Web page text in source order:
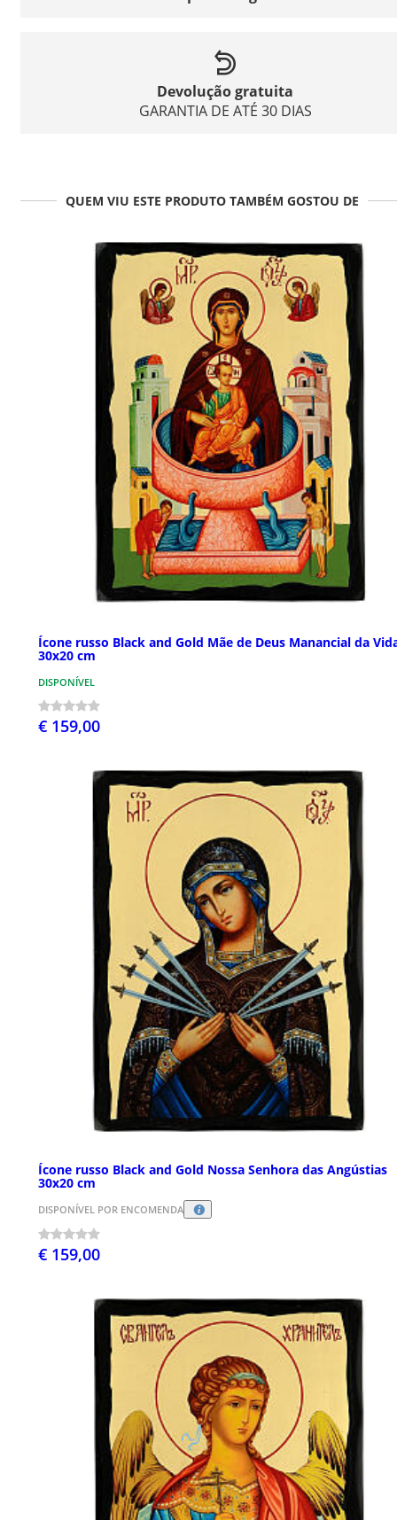
Devolução gratuita
GARANTIA DE ATÉ 30 DIAS
QUEM VIU ESTE PRODUTO TAMBÉM GOSTOU DE
Ícone russo Black and Gold Mãe de Deus Manancial da
30x20 cm
DISPONÍVEL
€ 159,00
Ícone russo Black and Gold Nossa Senhora das Angústias
30x20 cm
DISPONÍVEL POR ENCOMENDA
€ 159,00